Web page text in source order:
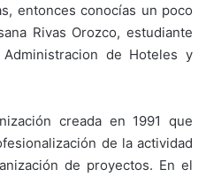
entonces conocías un poco
Rivas Orozco, estudiante
de Hoteles y
creada en 1991 que
de la actividad
de proyectos. En el